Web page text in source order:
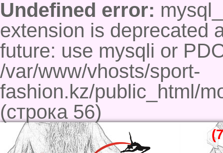
Undefined error:
extension is deprecated
future: use mysqli or
/var/www/vhosts/sport-
fashion.kz/public_html/
(строка 56)